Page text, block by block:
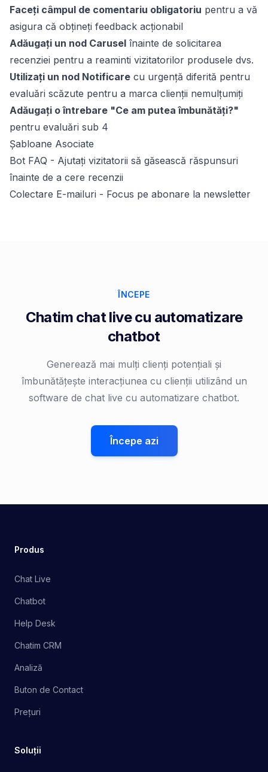
Faceți câmpul de comentariu obligatoriu pentru a vă
asigura că obțineți feedback acționabil
Adăugați un nod Carusel înainte de solicitarea
recenziei pentru a reaminti vizitatorilor produsele dvs.
Utilizați un nod Notificare cu urgență diferită pentru
evaluări scăzute pentru a marca clienții nemulțumiți
Adăugați o întrebare "Ce am putea îmbunătăți?"
pentru evaluări sub 4
Șabloane Asociate
Bot FAQ - Ajutați vizitatorii să găsească răspunsuri
înainte de a cere recenzii
Colectare E-mailuri - Focus pe abonare la newsletter
ÎNCEPE
Chatim chat live cu automatizare
chatbot
Generează mai mulți clienți potențiali și
îmbunătățește interacțiunea cu clienții utilizând un
software de chat live cu automatizare chatbot.
Începe azi
Produs
Chat Live
Chatbot
Help Desk
Chatim CRM
Analiză
Buton de Contact
Prețuri
Soluții